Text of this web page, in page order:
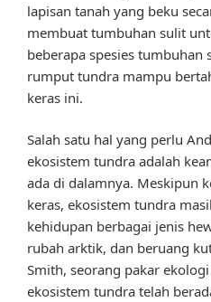
lapisan tanah yang beku
membuat tumbuhan sulit
beberapa spesies
rumput tundra mampu
keras ini.
Salah satu hal yang perlu
ekosistem tundra adalah
ada di dalamnya. Meskipun
keras, ekosistem tundra
kehidupan berbagai jenis
rubah arktik, dan beruang
Smith, seorang pakar
ekosistem tundra telah